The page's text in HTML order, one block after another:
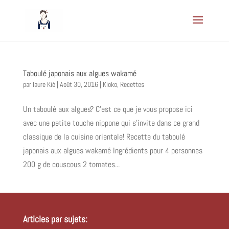
Taboulé japonais aux algues wakamé
par laure Kié| Août 30, 2016| Kioko, Recettes
Un taboulé aux algues? C’est ce que je vous propose ici
avec une petite touche nippone qui s’invite dans ce grand
classique de la cuisine orientale! Recette du taboulé
japonais aux algues wakamé Ingrédients pour 4 personnes
200 g de couscous 2 tomates...
Articles par sujets: